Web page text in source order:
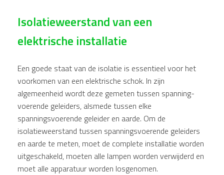
Isolatieweerstand van een
elektrische installatie
Een goede staat van de isolatie is essentieel voor het
voorkomen van een elektrische schok. In zijn
algemeenheid wordt deze gemeten tussen spanning-
voerende geleiders, alsmede tussen elke
spanningsvoerende geleider en aarde. Om de
isolatieweerstand tussen spanningsvoerende geleiders
en aarde te meten, moet de complete installatie worden
uitgeschakeld, moeten alle lampen worden verwijderd en
moet alle apparatuur worden losgenomen.